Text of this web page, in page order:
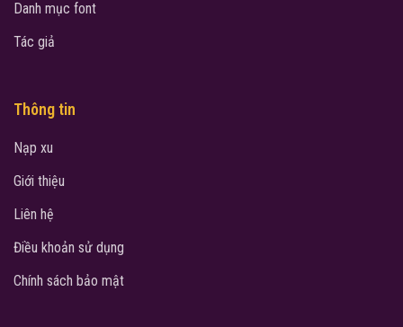
Danh mục font
Tác giả
Thông tin
Nạp xu
Giới thiệu
Liên hệ
Điều khoản sử dụng
Chính sách bảo mật